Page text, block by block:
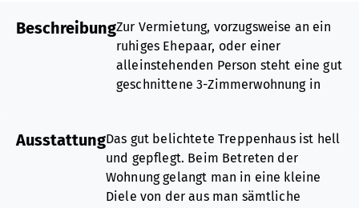
BeschreibungZur Vermietung, vorzugsweise an ein
ruhiges Ehepaar, oder einer
alleinstehenden Person steht eine gut
geschnittene 3-Zimmerwohnung in
Stadtzentrum von Radevormwald.
Die Wohnung im 2. Obergeschosssich
verfügt über 77 qm Wohnfläche und
AusstattungDas gut belichtete Treppenhaus ist hell
und gepflegt. Beim Betreten der
Wohnung gelangt man in eine kleine
Diele von der aus man sämtliche